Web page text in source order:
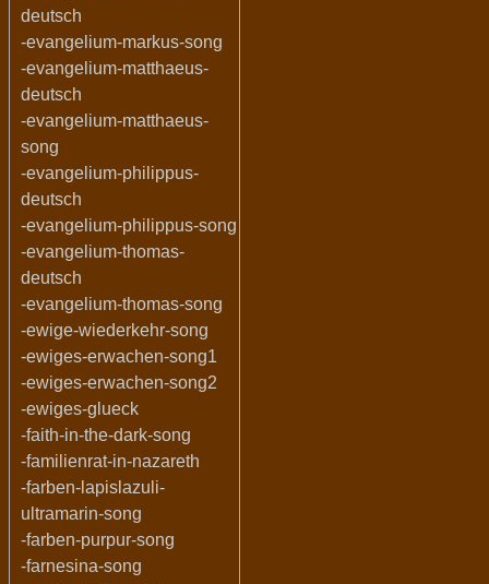
deutsch
-evangelium-markus-song
-evangelium-matthaeus-
deutsch
-evangelium-matthaeus-
song
-evangelium-philippus-
deutsch
-evangelium-philippus-song
-evangelium-thomas-
deutsch
-evangelium-thomas-song
-ewige-wiederkehr-song
-ewiges-erwachen-song1
-ewiges-erwachen-song2
-ewiges-glueck
-faith-in-the-dark-song
-familienrat-in-nazareth
-farben-lapislazuli-
ultramarin-song
-farben-purpur-song
-farnesina-song